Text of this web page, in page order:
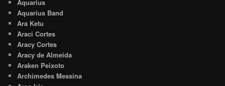
Aquarius
Aquarius Band
Ara Ketu
Araci Cortes
Aracy Cortes
Aracy de Almeida
Araken Peixoto
Archimedes Messina